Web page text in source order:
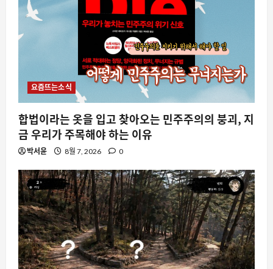
요즘뜨는소식
합법이라는 옷을 입고 찾아오는 민주주의의 붕괴, 지
금 우리가 주목해야 하는 이유
박서윤 8월 7, 2026 0